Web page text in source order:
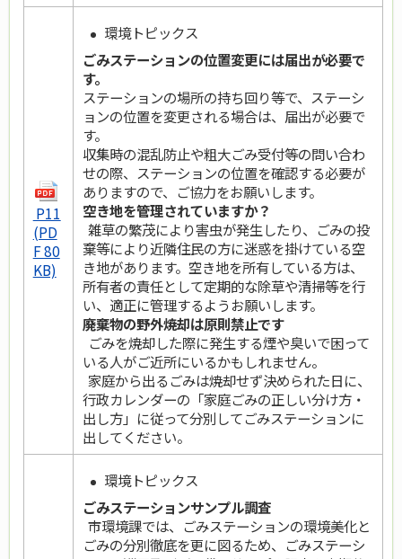
P11
(PD
F 80
KB)
環境トピックス
ごみステーションの位置変更には届出が必要で
す。
ステーションの場所の持ち回り等で、ステーシ
ョンの位置を変更される場合は、届出が必要で
す。
収集時の混乱防止や粗大ごみ受付等の問い合わ
せの際、ステーションの位置を確認する必要が
ありますので、ご協力をお願いします。
空き地を管理されていますか？
雑草の繁茂により害虫が発生したり、ごみの投
棄等により近隣住民の方に迷惑を掛けている空
き地があります。空き地を所有している方は、
所有者の責任として定期的な除草や清掃等を行
い、適正に管理するようお願いします。
廃棄物の野外焼却は原則禁止です
ごみを焼却した際に発生する煙や臭いで困って
いる人がご近所にいるかもしれません。
家庭から出るごみは焼却せず決められた日に、
行政カレンダーの「家庭ごみの正しい分け方・
出し方」に従って分別してごみステーションに
出してください。
環境トピックス
ごみステーションサンプル調査
市環境課では、ごみステーションの環境美化と
ごみの分別徹底を更に図るため、ごみステーシ